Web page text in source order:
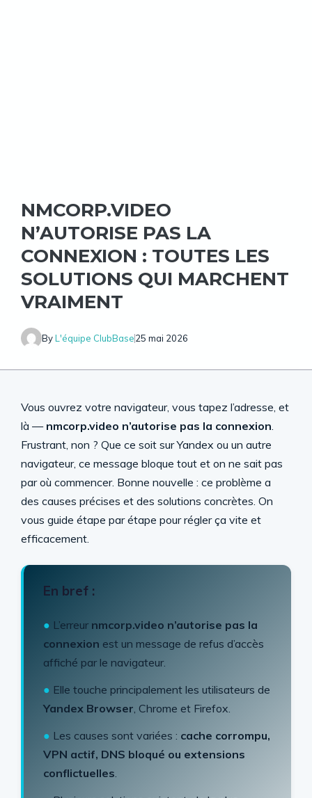
NMCORP.VIDEO
N’AUTORISE PAS LA
CONNEXION : TOUTES LES
SOLUTIONS QUI MARCHENT
VRAIMENT
ByL'équipe ClubBase25 mai 2026
Vous ouvrez votre navigateur, vous tapez l’adresse, et
là — nmcorp.video n’autorise pas la connexion.
Frustrant, non ? Que ce soit sur Yandex ou un autre
navigateur, ce message bloque tout et on ne sait pas
par où commencer. Bonne nouvelle : ce problème a
des causes précises et des solutions concrètes. On
vous guide étape par étape pour régler ça vite et
efficacement.
En bref :
● L’erreur nmcorp.video n’autorise pas la
connexion est un message de refus d’accès
affiché par le navigateur.
● Elle touche principalement les utilisateurs de
Yandex Browser, Chrome et Firefox.
● Les causes sont variées : cache corrompu,
VPN actif, DNS bloqué ou extensions
conflictuelles.